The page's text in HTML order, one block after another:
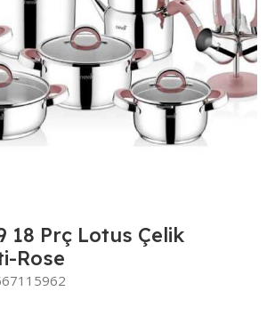
18 Prç Lotus Çelik
Rose